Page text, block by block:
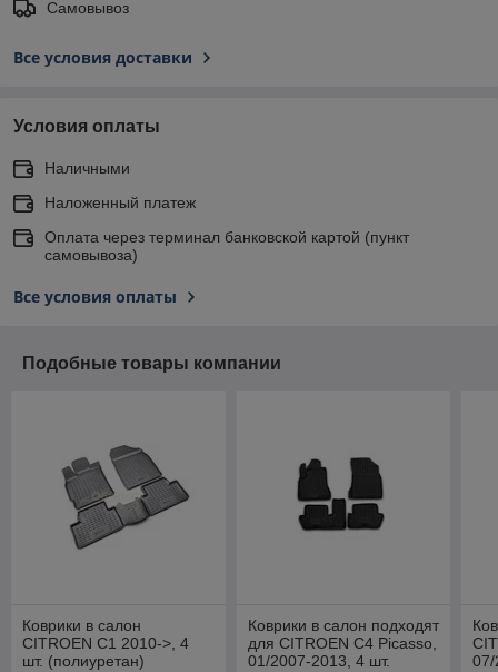
Самовывоз
Все условия доставки
Условия оплаты
Наличными
Наложенный платеж
Оплата через терминал банковской картой (пункт
самовывоза)
Все условия оплаты
Подобные товары компании
Коврики в салон
CITROEN C1 2010->, 4
шт. (полиуретан)
Коврики в салон подходят
для CITROEN C4 Picasso,
01/2007-2013, 4 шт.
07/